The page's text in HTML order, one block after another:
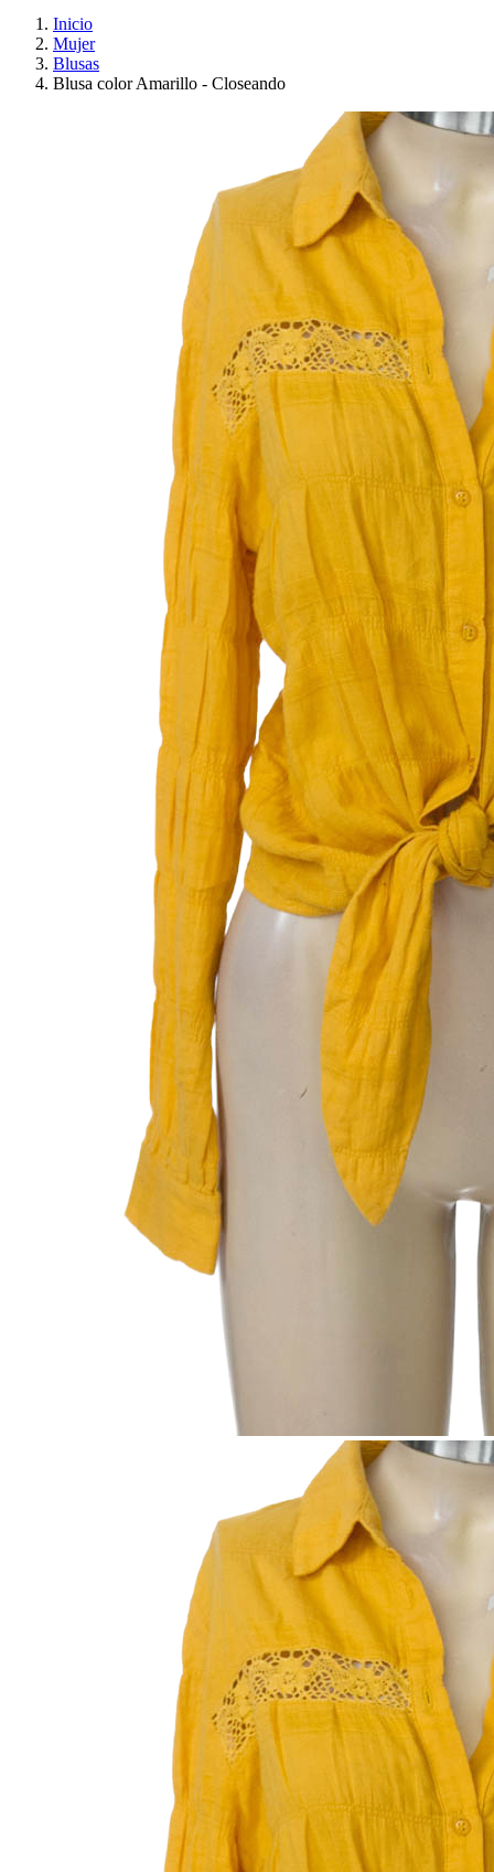
Inicio
Mujer
Blusas
Blusa color Amarillo - Closeando